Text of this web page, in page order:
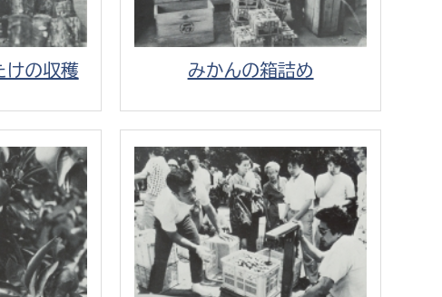
理課
度課
予防課
警防計画課
消防課
警防第1課
警防第2課
務局 監査事務局
けの収穫 みかんの箱詰め